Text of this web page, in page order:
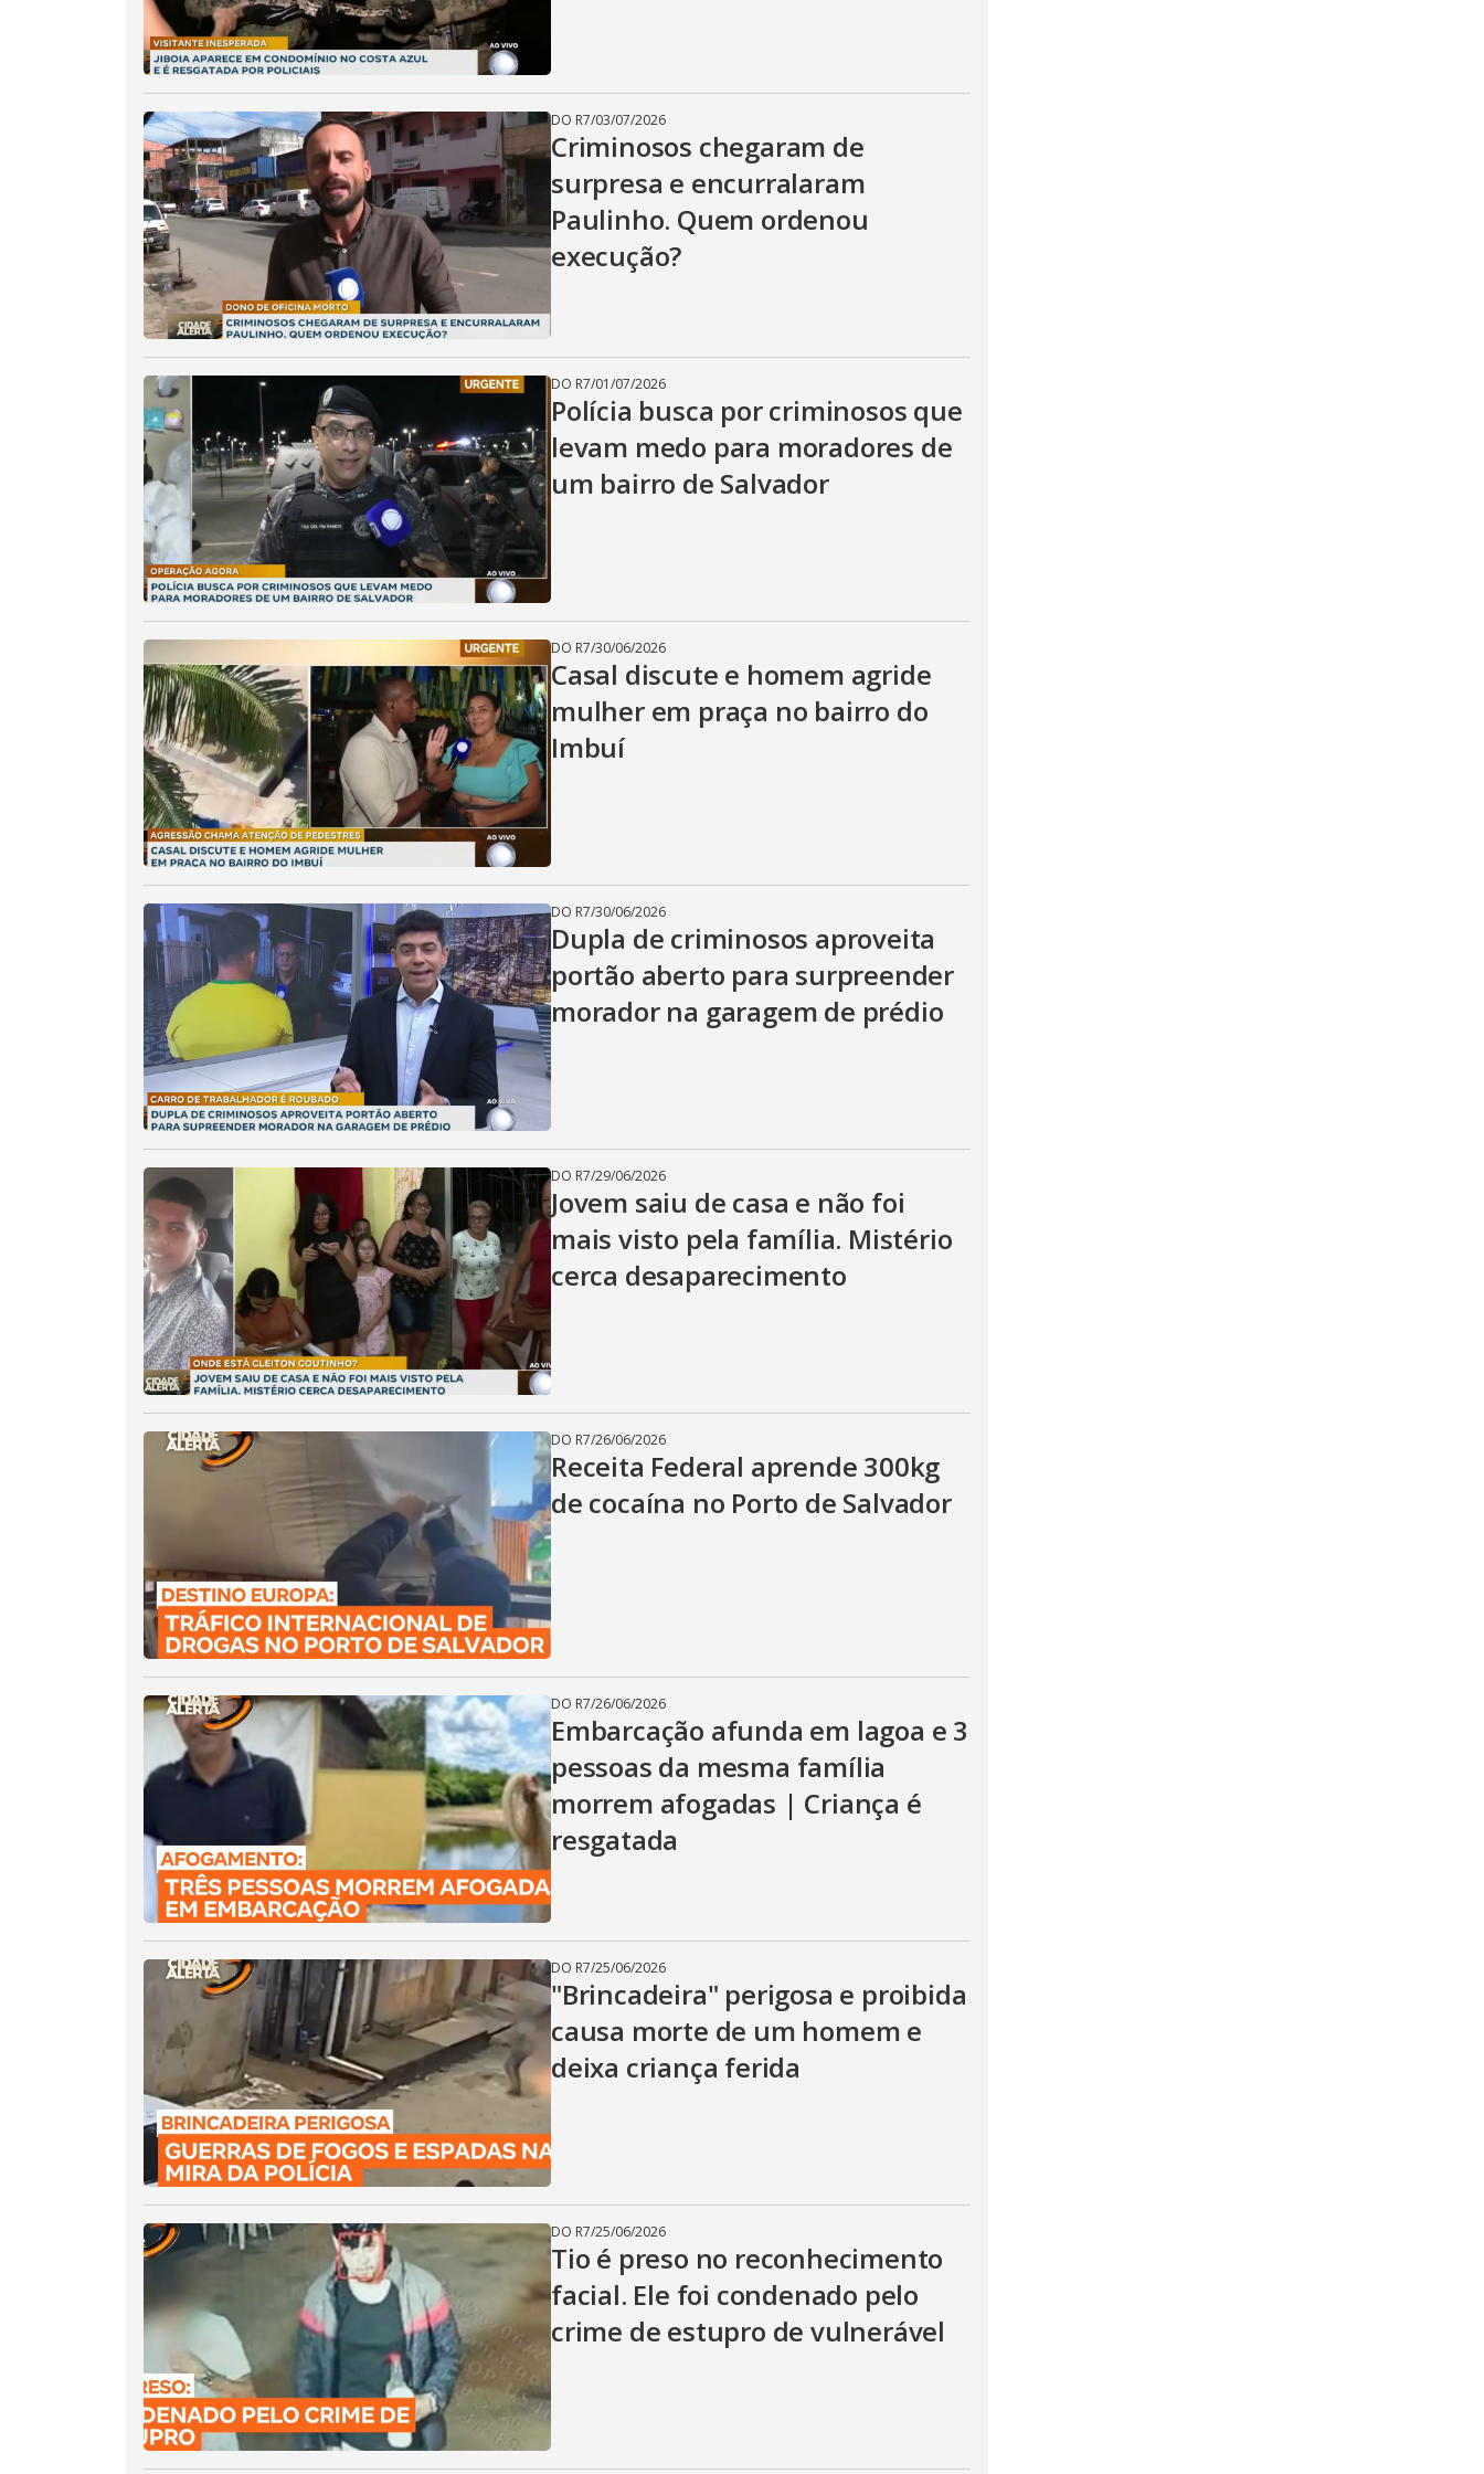
i
d
e
o
DO R7/03/07/2026
Criminosos chegaram de
surpresa e encurralaram
Paulinho. Quem ordenou
execução?
DO R7/01/07/2026
Polícia busca por criminosos que
levam medo para moradores de
um bairro de Salvador
DO R7/30/06/2026
Casal discute e homem agride
mulher em praça no bairro do
Imbuí
DO R7/30/06/2026
Dupla de criminosos aproveita
portão aberto para surpreender
morador na garagem de prédio
DO R7/29/06/2026
Jovem saiu de casa e não foi
mais visto pela família. Mistério
cerca desaparecimento
DO R7/26/06/2026
Receita Federal aprende 300kg
de cocaína no Porto de Salvador
DO R7/26/06/2026
Embarcação afunda em lagoa e 3
pessoas da mesma família
morrem afogadas | Criança é
resgatada
DO R7/25/06/2026
"Brincadeira" perigosa e proibida
causa morte de um homem e
deixa criança ferida
DO R7/25/06/2026
Tio é preso no reconhecimento
facial. Ele foi condenado pelo
crime de estupro de vulnerável